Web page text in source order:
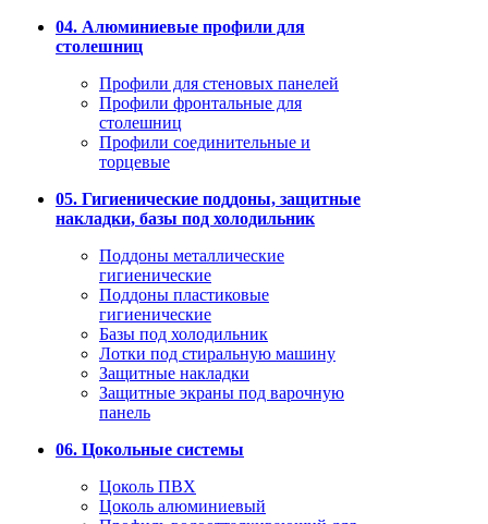
04. Алюминиевые профили для
столешниц
Профили для стеновых панелей
Профили фронтальные для
столешниц
Профили соединительные и
торцевые
05. Гигиенические поддоны, защитные
накладки, базы под холодильник
Поддоны металлические
гигиенические
Поддоны пластиковые
гигиенические
Базы под холодильник
Лотки под стиральную машину
Защитные накладки
Защитные экраны под варочную
панель
06. Цокольные системы
Цоколь ПВХ
Цоколь алюминиевый